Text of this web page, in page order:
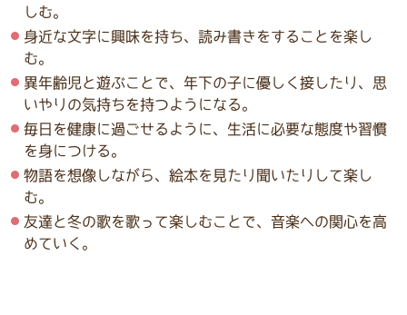
しむ。
身近な文字に興味を持ち、読み書きをすることを楽し
む。
異年齢児と遊ぶことで、年下の子に優しく接したり、思
いやりの気持ちを持つようになる。
毎日を健康に過ごせるように、生活に必要な態度や習慣
を身につける。
物語を想像しながら、絵本を見たり聞いたりして楽し
む。
友達と冬の歌を歌って楽しむことで、音楽への関心を高
めていく。